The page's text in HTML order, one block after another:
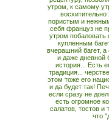
утром, к самому
пористым и
себя француз не
утром
купленным
вчерашний багет, а
и даже дневной
история... Есть
традиция...
этом тоже его
и да будет так!
если сразу не
есть огромное
салатов, тостов и
что